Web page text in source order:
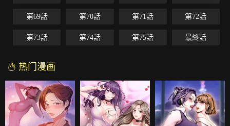
第69話 第70話 第71話 第72話
第73話 第74話 第75話 最終話
热门漫画